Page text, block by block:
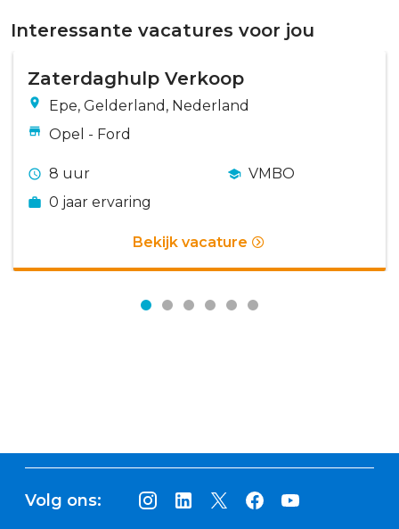
Interessante vacatures voor jou
Zaterdaghulp Verkoop
Epe, Gelderland, Nederland
Opel - Ford
8 uur
VMBO
0 jaar ervaring
Bekijk vacature
Volg ons: